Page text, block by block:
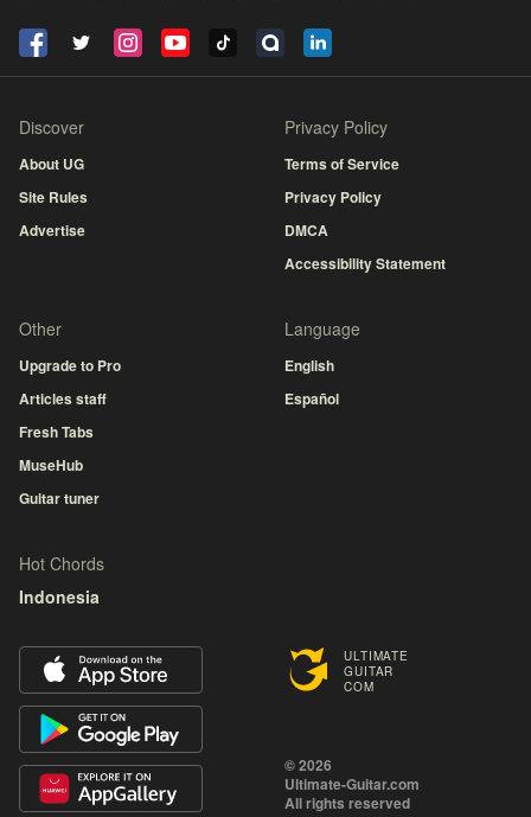
ULTIMATE
GUITAR
COM
© 2026
Ultimate-Guitar.com
All rights reserved
Discover
About UG
Site Rules
Advertise
Privacy Policy
Terms of Service
Privacy Policy
DMCA
Accessibility Statement
Other
Upgrade to Pro
Articles staff
Fresh Tabs
MuseHub
Guitar tuner
Language
English
Español
Hot Chords
Indonesia